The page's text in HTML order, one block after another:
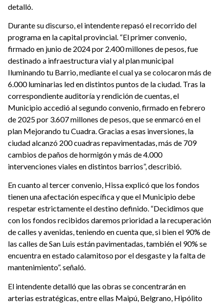
detalló.
Durante su discurso, el intendente repasó el recorrido del
programa en la capital provincial. “El primer convenio,
firmado en junio de 2024 por 2.400 millones de pesos, fue
destinado a infraestructura vial y al plan municipal
Iluminando tu Barrio, mediante el cual ya se colocaron más de
6.000 luminarias led en distintos puntos de la ciudad. Tras la
correspondiente auditoría y rendición de cuentas, el
Municipio accedió al segundo convenio, firmado en febrero
de 2025 por 3.607 millones de pesos, que se enmarcó en el
plan Mejorando tu Cuadra. Gracias a esas inversiones, la
ciudad alcanzó 200 cuadras repavimentadas, más de 709
cambios de paños de hormigón y más de 4.000
intervenciones viales en distintos barrios”, describió.
En cuanto al tercer convenio, Hissa explicó que los fondos
tienen una afectación específica y que el Municipio debe
respetar estrictamente el destino definido. “Decidimos que
con los fondos recibidos daremos prioridad a la recuperación
de calles y avenidas, teniendo en cuenta que, si bien el 90% de
las calles de San Luis están pavimentadas, también el 90% se
encuentra en estado calamitoso por el desgaste y la falta de
mantenimiento”. señaló.
El intendente detalló que las obras se concentrarán en
arterias estratégicas, entre ellas Maipú, Belgrano, Hipólito